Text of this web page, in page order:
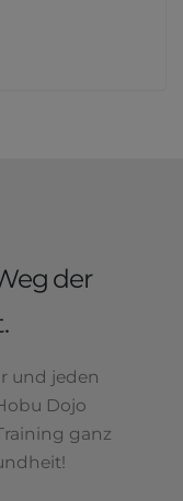
der
und jeden
Dojo
ganz